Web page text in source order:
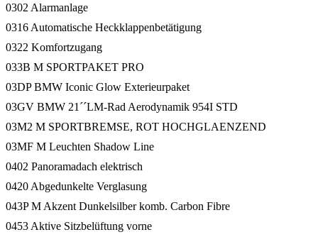
0302 Alarmanlage
0316 Automatische Heckklappenbetätigung
0322 Komfortzugang
033B M SPORTPAKET PRO
03DP BMW Iconic Glow Exterieurpaket
03GV BMW 21´´LM-Rad Aerodynamik 954I STD
03M2 M SPORTBREMSE, ROT HOCHGLAENZEND
03MF M Leuchten Shadow Line
0402 Panoramadach elektrisch
0420 Abgedunkelte Verglasung
043P M Akzent Dunkelsilber komb. Carbon Fibre
0453 Aktive Sitzbelüftung vorne